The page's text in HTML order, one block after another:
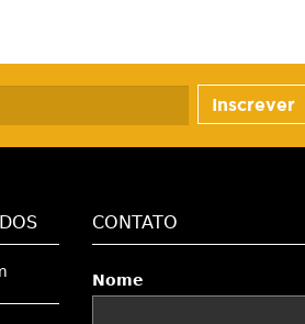
Inscrever
CONTATO
Nome